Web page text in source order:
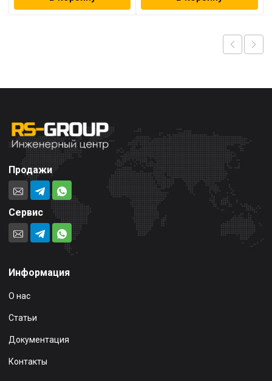
Продажи
Сервис
Информация
О нас
Статьи
Документация
Контакты